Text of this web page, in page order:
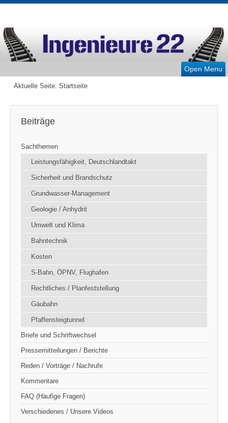
Open Menu
Aktuelle Seite: Startseite
Beiträge
Sachthemen
Leistungsfähigkeit, Deutschlandtakt
Sicherheit und Brandschutz
Grundwasser-Management
Geologie / Anhydrit
Umwelt und Klima
Bahntechnik
Kosten
S-Bahn, ÖPNV, Flughafen
Rechtliches / Planfeststellung
Gäubahn
Pfaffensteigtunnel
Briefe und Schriftwechsel
Pressemitteilungen / Berichte
Reden / Vorträge / Nachrufe
Kommentare
FAQ (Häufige Fragen)
Verschiedenes / Unsere Videos